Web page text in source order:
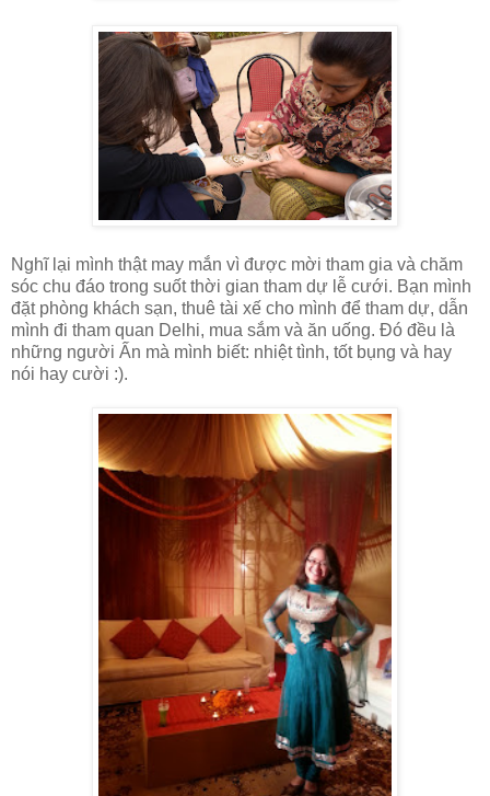
Nghĩ lại mình thật may mắn vì được mời tham gia và chăm
sóc chu đáo trong suốt thời gian tham dự lễ cưới. Bạn mình
đặt phòng khách sạn, thuê tài xế cho mình để tham dự, dẫn
mình đi tham quan Delhi, mua sắm và ăn uống. Đó đều là
những người Ấn mà mình biết: nhiệt tình, tốt bụng và hay
nói hay cười :).